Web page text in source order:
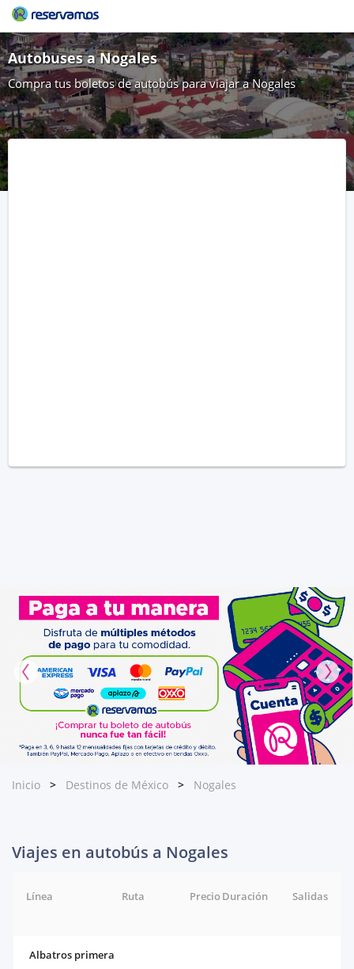
Autobuses a Nogales
Compra tus boletos de autobús para viajar a Nogales
Inicio Destinos de México Nogales
Viajes en autobús a Nogales
Línea Ruta Salidas
Duración
Precio
Albatros primera